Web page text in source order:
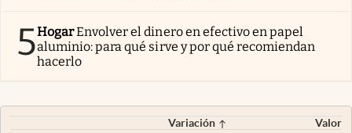
5HogarEnvolver el dinero en efectivo en papel
aluminio: para qué sirve y por qué recomiendan
hacerlo
Variación
Valor